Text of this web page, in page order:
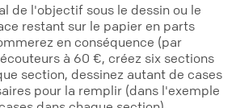
de l'objectif sous le dessin ou le
restant sur le papier en parts
en conséquence (par
à 60 €, créez six sections
section, dessinez autant de cases
pour la remplir (dans l'exemple